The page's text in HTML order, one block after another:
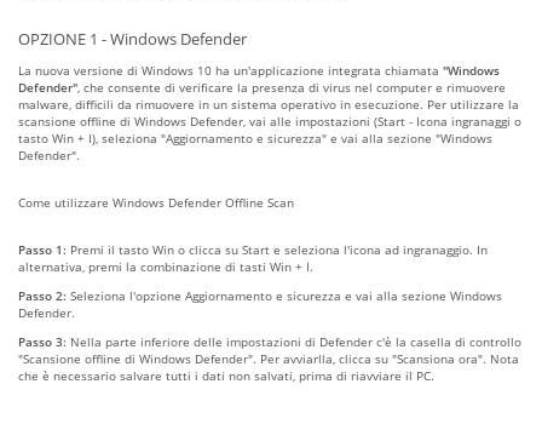
OPZIONE 1 - Windows Defender
La nuova versione di Windows 10 ha un'applicazione integrata chiamata "Windows
Defender" , che consente di verificare la presenza di virus nel computer e rimuovere
malware, difficili da rimuovere in un sistema operativo in esecuzione. Per utilizzare la
scansione offline di Windows Defender, vai alle impostazioni (Start - Icona ingranaggi o
tasto Win + I), seleziona "Aggiornamento e sicurezza" e vai alla sezione "Windows
Defender".
Come utilizzare Windows Defender Offline Scan
Passo 1: Premi il tasto Win o clicca su Start e seleziona l'icona ad ingranaggio. In
alternativa, premi la combinazione di tasti Win + I.
Passo 2: Seleziona l'opzione Aggiornamento e sicurezza e vai alla sezione Windows
Defender.
Passo 3: Nella parte inferiore delle impostazioni di Defender c'è la casella di controllo
"Scansione offline di Windows Defender". Per avviarlla, clicca su "Scansiona ora". Nota
che è necessario salvare tutti i dati non salvati, prima di riavviare il PC.